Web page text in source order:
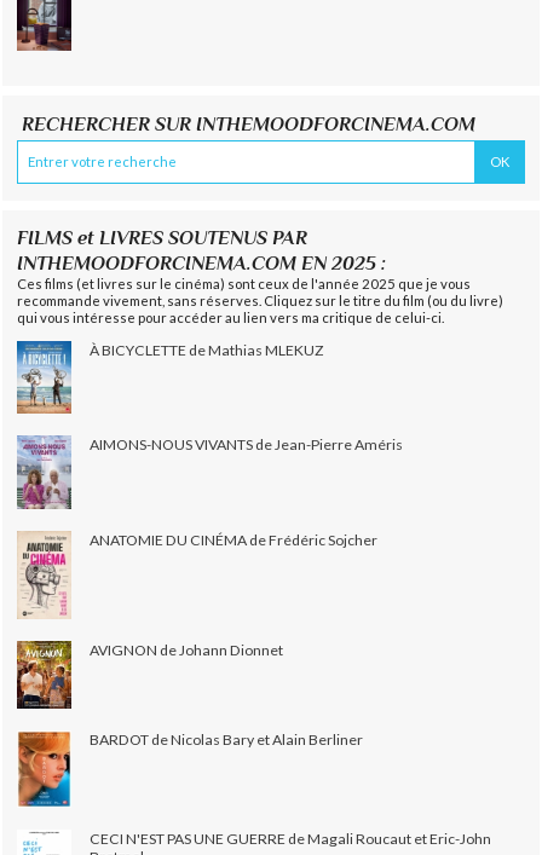
RECHERCHER SUR INTHEMOODFORCINEMA.COM
FILMS et LIVRES SOUTENUS PAR
INTHEMOODFORCINEMA.COM EN 2025 :
Ces films (et livres sur le cinéma) sont ceux de l'année 2025 que je vous
recommande vivement, sans réserves. Cliquez sur le titre du film (ou du livre)
qui vous intéresse pour accéder au lien vers ma critique de celui-ci.
À BICYCLETTE de Mathias MLEKUZ
AIMONS-NOUS VIVANTS de Jean-Pierre Améris
ANATOMIE DU CINÉMA de Frédéric Sojcher
AVIGNON de Johann Dionnet
BARDOT de Nicolas Bary et Alain Berliner
CECI N'EST PAS UNE GUERRE de Magali Roucaut et Eric-John